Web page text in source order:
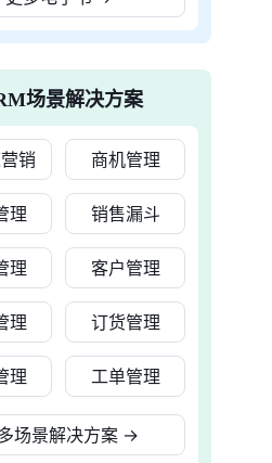
场景解决方案
销 商机管理
理 销售漏斗
理 客户管理
理 订货管理
理 工单管理
场景解决方案 →